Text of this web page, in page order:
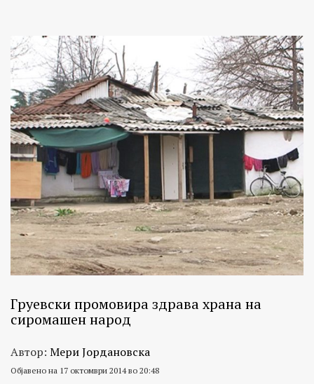
Груевски промовира здрава храна на
сиромашен народ
Автор: Мери Јордановска
Објавено на 17 октомври 2014 во 20:48